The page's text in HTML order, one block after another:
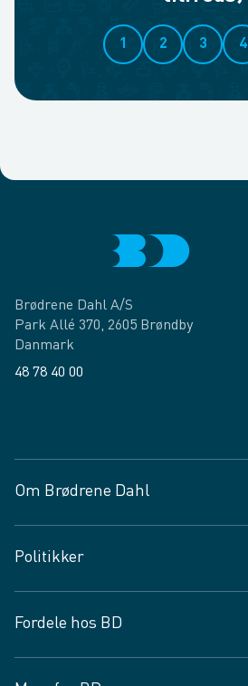
1 2 3 4
Brødrene Dahl A/S
Park Allé 370, 2605 Brøndby
Danmark
48 78 40 00
Om Brødrene Dahl
Vagttelefon 30 10 89 89
Spørgsmål og svar
Job og karriere
Fødevarekontrolrapport
Politikker
Privatlivspolitik
Cookies
Fordele hos BD